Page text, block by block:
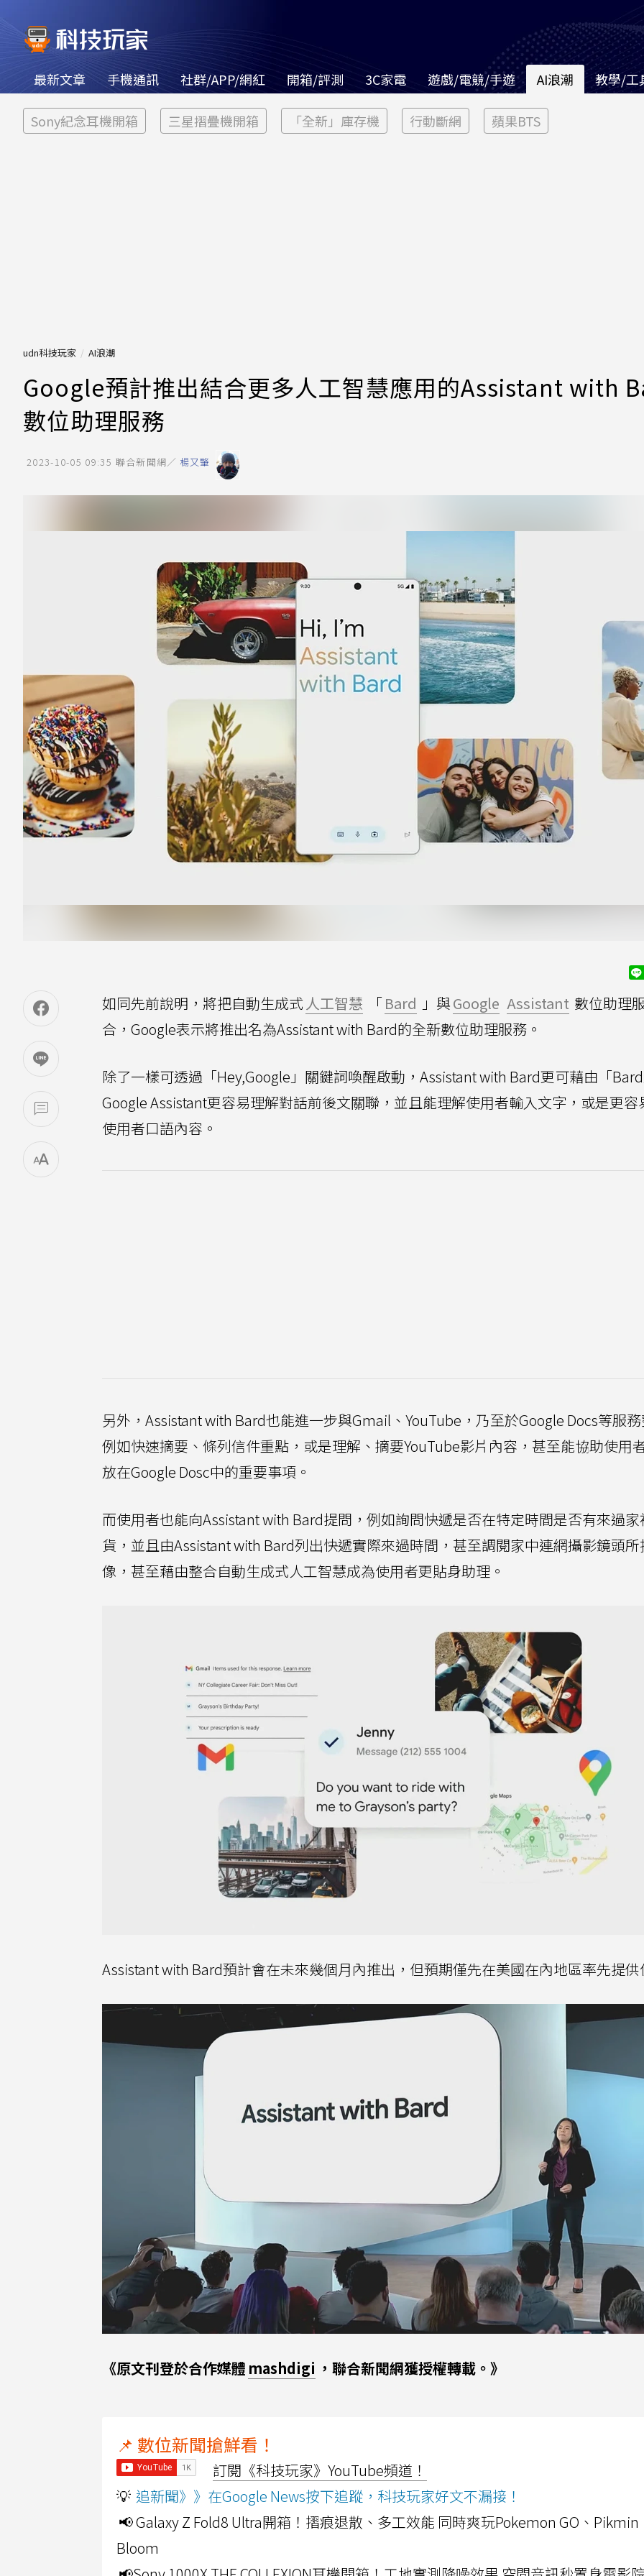
最新文章 手機通訊 社群/APP/網紅 開箱/評測 3C家電 遊戲/電競/手遊 AI浪潮 教學/工
Sony紀念耳機開箱 三星摺疊機開箱 「全新」庫存機 行動斷網 蘋果BTS
udn科技玩家 AI浪潮
Google預計推出結合更多人工智慧應用的Assistant with
數位助理服務
2023-10-05 09:35 聯合新聞網／ 楊又肇
如同先前說明，將把自動生成式人工智慧 「Bard 」與Google Assistant 數位助理
合，Google表示將推出名為Assistant with Bard的全新數位助理服務。
除了一樣可透過「Hey,Google」關鍵詞喚醒啟動，Assistant with Bard更可藉由「
Google Assistant更容易理解對話前後文關聯，並且能理解使用者輸入文字，或是更容
使用者口語內容。
另外，Assistant with Bard也能進一步與Gmail、YouTube，乃至於Google Docs等服
例如快速摘要、條列信件重點，或是理解、摘要YouTube影片內容，甚至能協助使用
放在Google Dosc中的重要事項。
而使用者也能向Assistant with Bard提問，例如詢問快遞是否在特定時間是否有來過家
貨，並且由Assistant with Bard列出快遞實際來過時間，甚至調閱家中連網攝影鏡頭
像，甚至藉由整合自動生成式人工智慧成為使用者更貼身助理。
Assistant with Bard預計會在未來幾個月內推出，但預期僅先在美國在內地區率先提
《原文刊登於合作媒體 mashdigi ，聯合新聞網獲授權轉載。》
📌 數位新聞搶鮮看！
訂閱《科技玩家》YouTube頻道！
💡 追新聞》》在Google News按下追蹤，科技玩家好文不漏接！
📢 Galaxy Z Fold8 Ultra開箱！摺痕退散、多工效能 同時爽玩Pokemon GO、Pikmin
Bloom